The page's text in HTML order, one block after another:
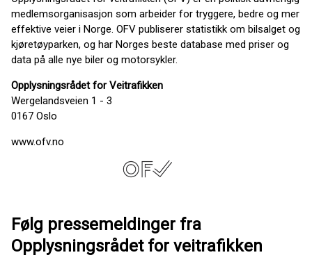
medlemsorganisasjon som arbeider for tryggere, bedre og mer
effektive veier i Norge. OFV publiserer statistikk om bilsalget og
kjøretøyparken, og har Norges beste database med priser og
data på alle nye biler og motorsykler.
Opplysningsrådet for Veitrafikken
Wergelandsveien 1 - 3
0167 Oslo
www.ofv.no
Følg pressemeldinger fra
Opplysningsrådet for veitrafikken